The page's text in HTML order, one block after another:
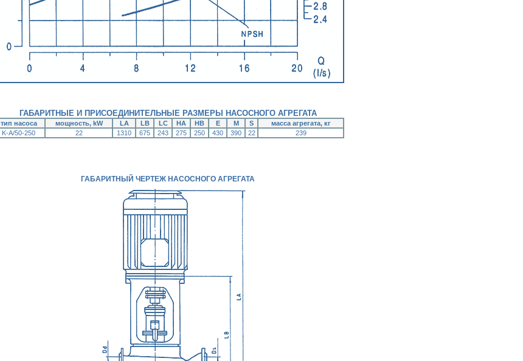
ГАБАРИТНЫЕ И ПРИСОЕДИНИТЕЛЬНЫЕ РАЗМЕРЫ НАСОСНОГО АГРЕГАТА
тип насоса мощность, kW LA LB LC HA HB E M S
масса агрегата, кг
K-A/50-250
22 1310 675 243 275 250 430 390 22 239
ГАБАРИТНЫЙ ЧЕРТЕЖ НАСОСНОГО АГРЕГАТА